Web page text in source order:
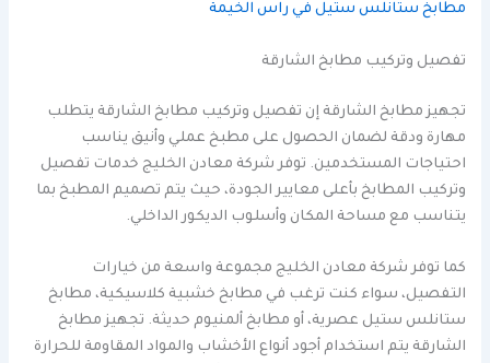
مطابخ ستانلس ستيل في راس الخيمة
تفصيل وتركيب مطابخ الشارقة
تجهيز مطابخ الشارقة إن تفصيل وتركيب مطابخ الشارقة يتطلب
مهارة ودقة لضمان الحصول على مطبخ عملي وأنيق يناسب
احتياجات المستخدمين. توفر شركة معادن الخليج خدمات تفصيل
وتركيب المطابخ بأعلى معايير الجودة، حيث يتم تصميم المطبخ بما
يتناسب مع مساحة المكان وأسلوب الديكور الداخلي.
كما توفر شركة معادن الخليج مجموعة واسعة من خيارات
التفصيل، سواء كنت ترغب في مطابخ خشبية كلاسيكية، مطابخ
ستانلس ستيل عصرية، أو مطابخ ألمنيوم حديثة. تجهيز مطابخ
الشارقة يتم استخدام أجود أنواع الأخشاب والمواد المقاومة للحرارة